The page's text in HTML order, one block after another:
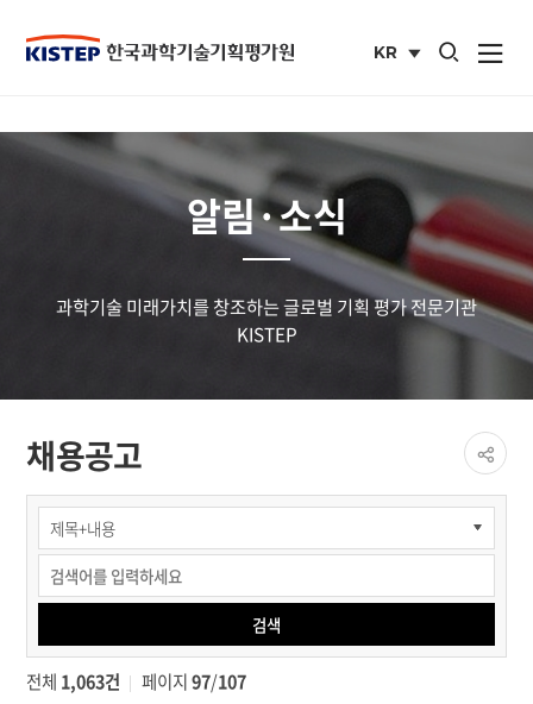
KR
통합검색 열기
사이트맵
알림·소식
과학기술 미래가치를 창조하는 글로벌 기획 평가 전문기관
KISTEP
채용공고
페이지
공유
share
알림
소식
채용정보
채용공고
검색
검색
전체 1,063건 페이지97/107